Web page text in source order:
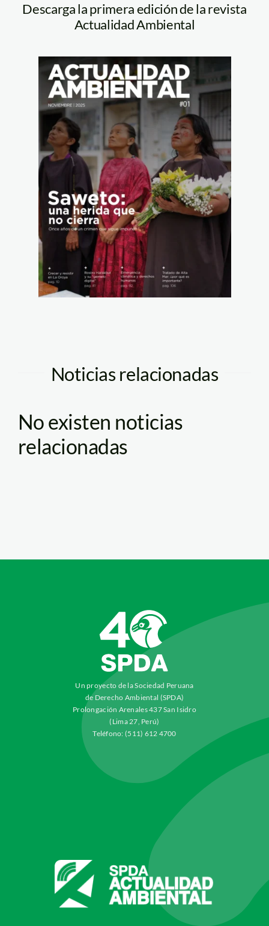
Descarga la primera edición de la revista
Actualidad Ambiental
Noticias relacionadas
No existen noticias
relacionadas
Un proyecto de la Sociedad Peruana
de Derecho Ambiental (SPDA)
Prolongación Arenales 437 San Isidro
(Lima 27, Perú)
Teléfono: (511) 612 4700